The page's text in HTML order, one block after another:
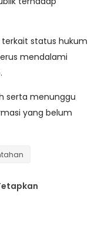
status hukum
mendalami
serta menunggu
yang belum